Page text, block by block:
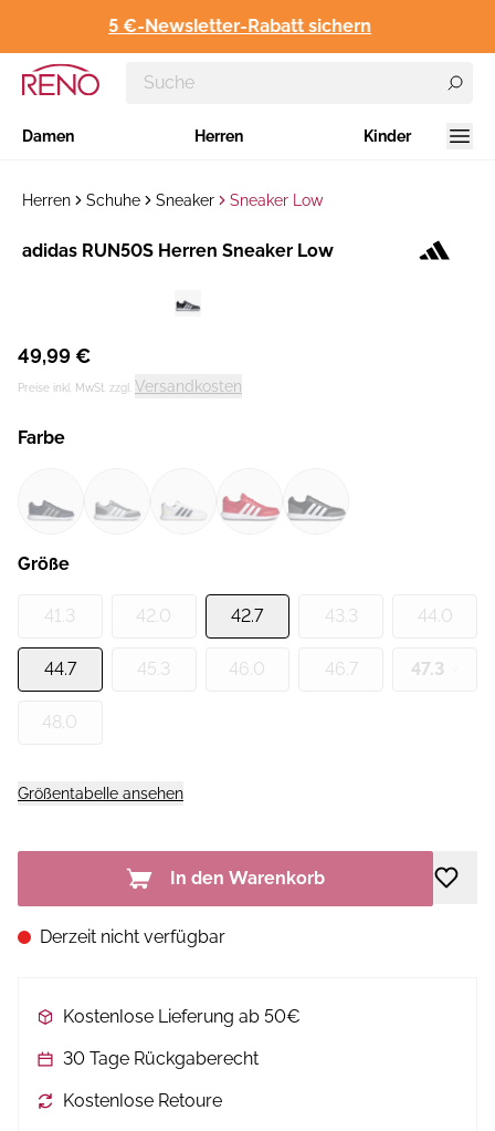
5 €-Newsletter-Rabatt sichern
Damen Herren Kinder
Herren Schuhe Sneaker Sneaker Low
Hersteller:
adidas RUN50S Herren Sneaker Low
49,99 €
Preise inkl. MwSt. zzgl. Versandkosten
Farbe
Größe
41.3 42.0 42.7 43.3 44.0
44.7 45.3 46.0 46.7 47.3
48.0
Größentabelle ansehen
In den Warenkorb
Derzeit nicht verfügbar
Kostenlose Lieferung ab 50€
30 Tage Rückgaberecht
Kostenlose Retoure